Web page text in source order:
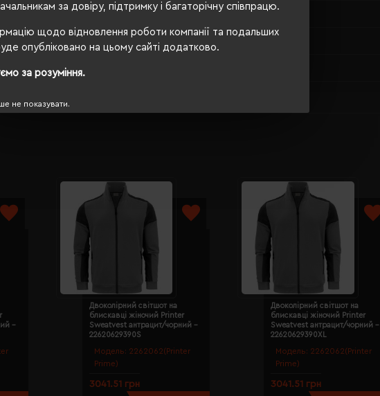
за довіру, підтримку і багаторічну співпрацю.
щодо відновлення роботи компанії та подальших
опубліковано на цьому сайті додатково.
за розуміння.
не показувати.
OEKO-TEX® Standard 100, PETA-Approved Vegan
так
-
Модель: 2262062(Printer
Prime)
Двоколірний світшот на
блискавці жіночий Printer
Sweatvest антрацит/чорний -
22620629390S
3041.51 грн
Модель: 2262062(Printer
Prime)
Двоколірний світшот на
блискавці жіночий Printer
Sweatvest антрацит/чорний -
22620629390XL
3041.51 грн